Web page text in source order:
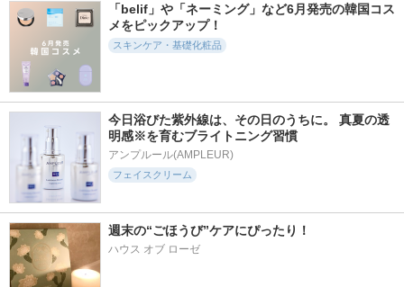
「belif」や「ネーミング」など6月発売の韓国コス
メをピックアップ！
スキンケア・基礎化粧品
今日浴びた紫外線は、その日のうちに。 真夏の透
明感※を育むブライトニング習慣
アンプルール(AMPLEUR)
フェイスクリーム
週末の“ごほうび”ケアにぴったり！
ハウス オブ ローゼ